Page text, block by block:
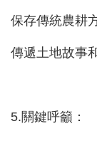
保存傳統農耕
傳遞土地故事
5.關鍵呼籲：